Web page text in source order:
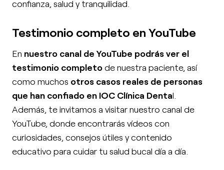
confianza, salud y tranquilidad.
Testimonio completo en YouTube
En nuestro canal de YouTube podrás ver el
testimonio completode nuestra paciente, así
como muchos otros casos reales de personas
que han confiado en IOC Clínica Dental.
Además, te invitamos a visitar nuestro canal de
YouTube, donde encontrarás vídeos con
curiosidades, consejos útiles y contenido
educativo para cuidar tu salud bucal día a día.